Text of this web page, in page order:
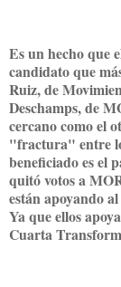
Es un hecho que
candidato que
Ruiz, de
Deschamps, de
cercano como el
"fractura" entre
beneficiado es el
quitó votos a
están apoyando
Ya que ellos
Cuarta